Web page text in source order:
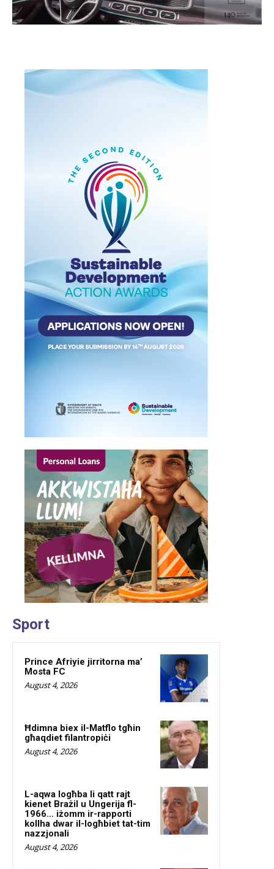
Sport
Prince Afriyie jirritorna ma’
Mosta FC
August 4, 2026
Ħdimna biex il-Matflo tgħin
għaqdiet filantropiċi
August 4, 2026
L-aqwa logħba li qatt rajt
kienet Brażil u Ungerija fl-
1966… iżomm ir-rapporti
kollha dwar il-logħbiet tat-tim
nazzjonali
August 4, 2026